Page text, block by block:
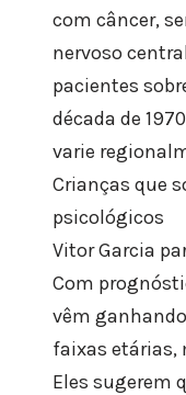
com câncer,
nervoso
pacientes
década de
varie
Crianças que
psicológicos
Vitor Garcia
Com
vêm
faixas etárias,
Eles sugerem